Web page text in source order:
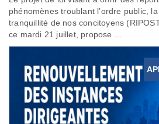
phénomènes troublant l’ordre public,
tranquillité de nos concitoyens
ce mardi 21 juillet, propose ...